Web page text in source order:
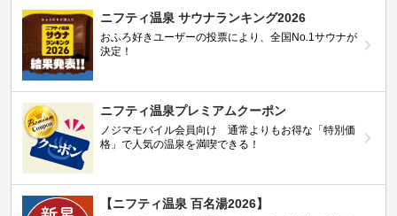
ニフティ温泉 サウナランキング2026
おふろ好きユーザーの投票により、全国No.1サウナが
決定！
ニフティ温泉プレミアムクーポン
ノジマモバイル会員向け 通常よりもお得な「特別価
格」で人気の温泉を満喫できる！
【ニフティ温泉 百名湯2026】